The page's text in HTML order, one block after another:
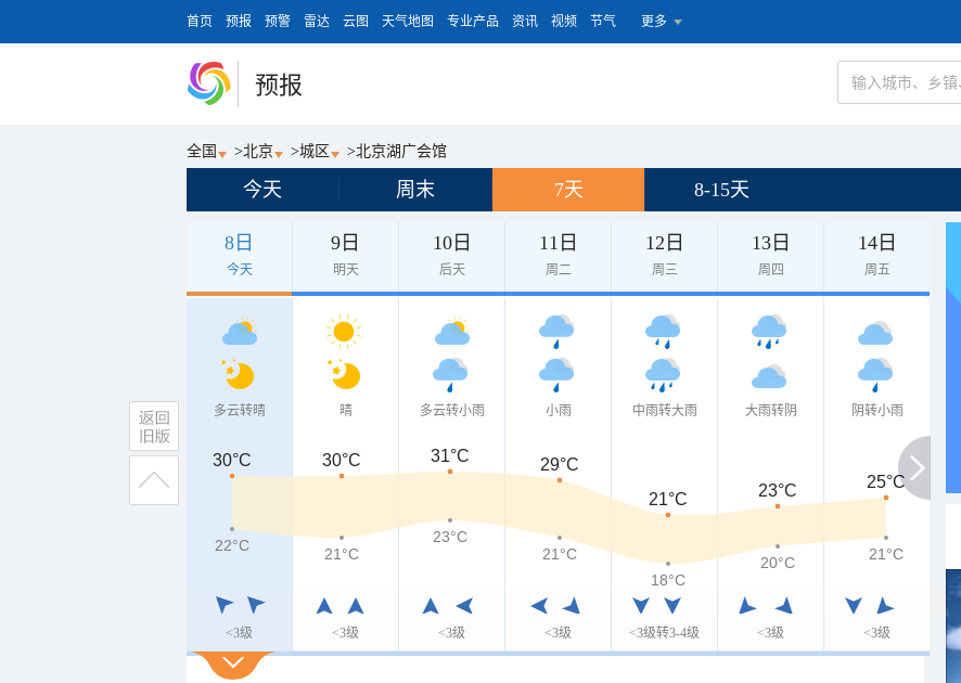
首页 预报 预警 雷达 云图 天气地图 专业产品 资讯 视频 节气 更多
预报
全国 >北京 >城区 >北京湖广会馆
今天 周末 7天 8-15天
8日
今天
9日
明天
10日
后天
11日
周二
12日
周三
13日
周四
14日
周五
多云转晴
<3级
晴
<3级
多云转小雨
<3级
小雨
<3级
中雨转大雨
<3级转3-4级
大雨转阴
<3级
阴转小雨
<3级
30°C 30°C 31°C
29°C
21°C
23°C 25°C
22°C 21°C
23°C
21°C
18°C
20°C 21°C